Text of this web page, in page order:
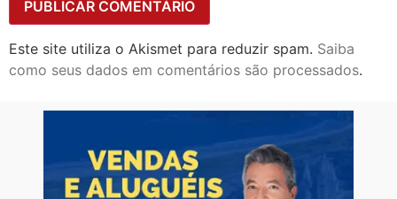
Este site utiliza o Akismet para reduzir spam. Saiba
como seus dados em comentários são processados.